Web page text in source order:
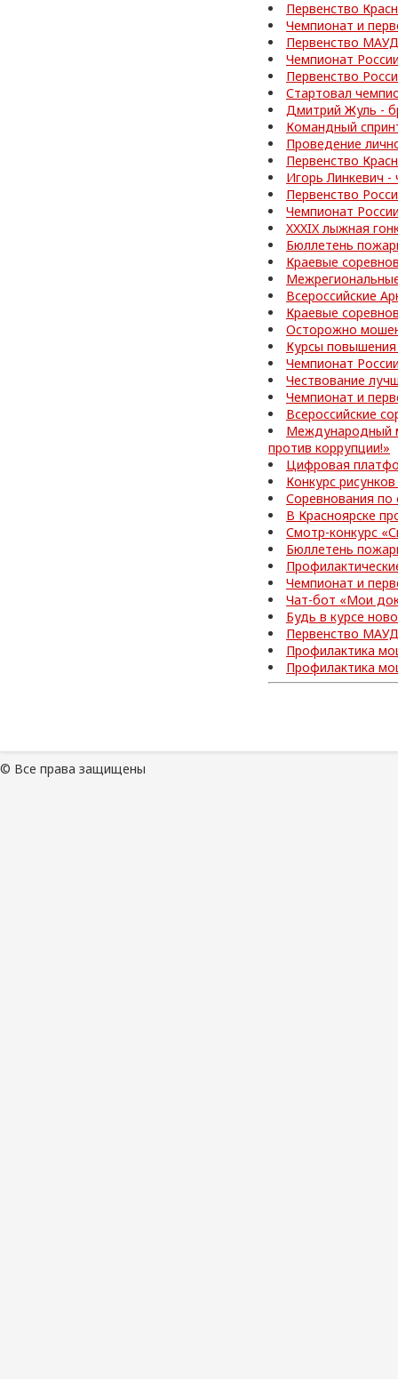
Первенство
Чемпионат и
Первенство
Чемпионат
Первенство
Стартовал
Дмитрий Жуль -
Командный
Проведение
Первенство
Игорь Линкевич
Первенство
Чемпионат
XXXIX лыжная
Бюллетень
Краевые
Всероссийские
Краевые
Осторожно
Курсы
Чемпионат
Чествование
Чемпионат и
Всероссийские
Международный
против коррупции!»
Цифровая
Конкурс
Соревнования по
В Красноярске
Смотр-конкурс
Бюллетень
Чемпионат и
Чат-бот «Мои
Будь в курсе
Первенство
Профилактика
Профилактика
© Все права защищены